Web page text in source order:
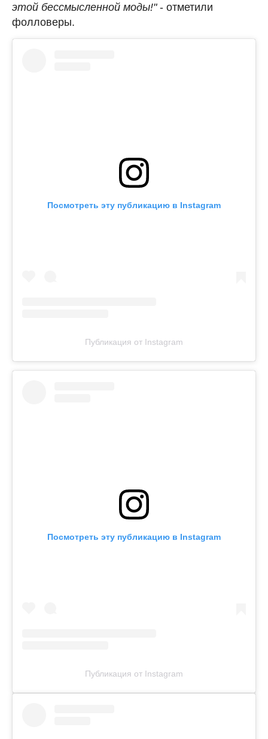
этой бессмысленной моды!" - отметили
фолловеры.
Посмотреть эту публикацию в Instagram
Публикация от Instagram
Посмотреть эту публикацию в Instagram
Публикация от Instagram